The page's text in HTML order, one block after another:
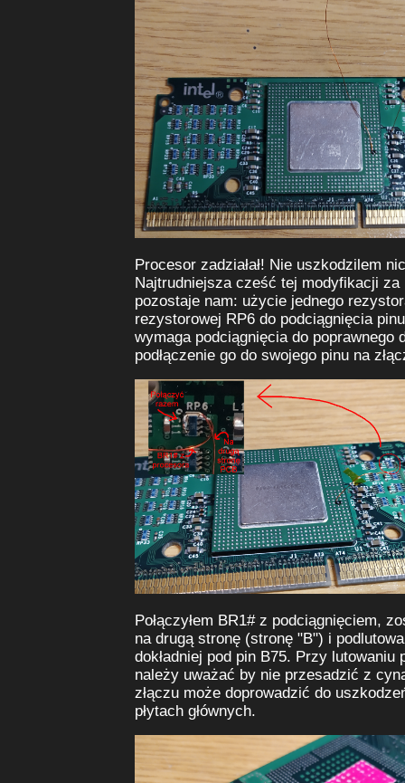
Procesor zadziałał! Nie uszkodzilem
Najtrudniejsza cześć tej modyfikacji za
pozostaje nam: użycie jednego
rezystorowej RP6 do podciągnięcia
wymaga podciągnięcia do poprawnego
podłączenie go do swojego pinu na
Połączyłem BR1# z podciągnięciem,
na drugą stronę (stronę "B") i
dokładniej pod pin B75. Przy lutowaniu
należy uważać by nie przesadzić z
złączu może doprowadzić do
płytach głównych.